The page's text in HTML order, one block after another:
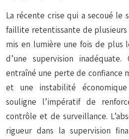
La récente crise qui a secoué le
faillite retentissante de
mis en lumière une fois de plus
d’une supervision
entraîné une perte de confiance
et une instabilité
souligne l’impératif de
contrôle et de surveillance.
rigueur dans la supervision